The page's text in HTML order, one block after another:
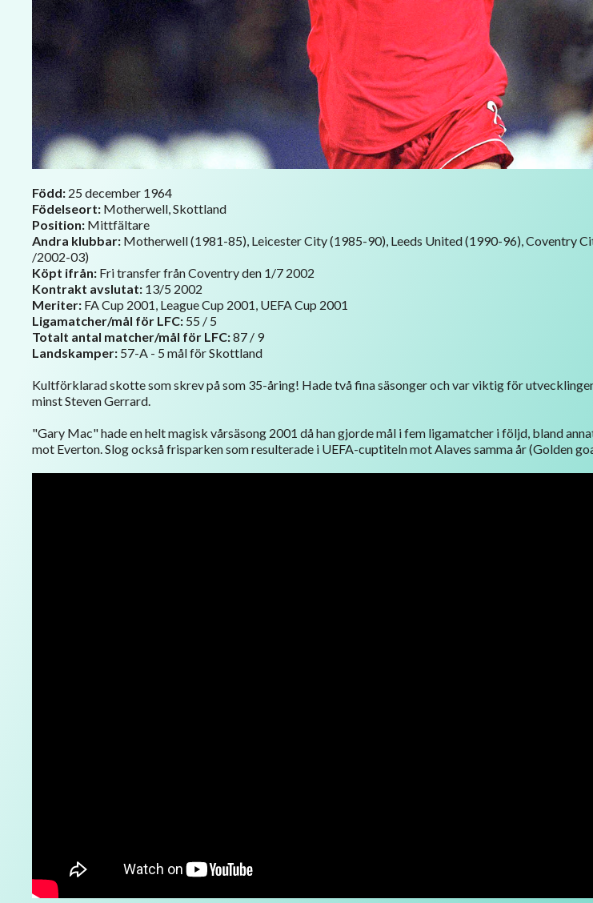
Född: 25 december 1964
Födelseort: Motherwell, Skottland
Position: Mittfältare
Andra klubbar: Motherwell (1981-85), Leicester City (1985-90), Leeds United (1990-96), Coventry
/2002-03)
Köpt ifrån: Fri transfer från Coventry den 1/7 2002
Kontrakt avslutat: 13/5 2002
Meriter: FA Cup 2001, League Cup 2001, UEFA Cup 2001
Ligamatcher/mål för LFC: 55 / 5
Totalt antal matcher/mål för LFC:87 / 9
Landskamper: 57-A - 5 mål för Skottland
Kultförklarad skotte som skrev på som 35-åring! Hade två fina säsonger och var viktig för
minst Steven Gerrard.
"Gary Mac" hade en helt magisk vårsäsong 2001 då han gjorde mål i fem ligamatcher i följd, bland
mot Everton. Slog också frisparken som resulterade i UEFA-cuptiteln mot Alaves samma år (Golden